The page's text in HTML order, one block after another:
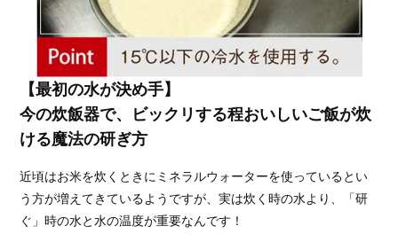
【最初の水が決め手】
今の炊飯器で、ビックリする程おいしいご飯が炊
ける魔法の研ぎ方
近頃はお米を炊くときにミネラルウォーターを使っているとい
う方が増えてきているようですが、実は炊く時の水より、「研
ぐ」時の水と水の温度が重要なんです！